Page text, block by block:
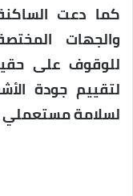
كما دعت
والجهات
للوقوف على
لتقييم جودة
لسلامة مستعملي